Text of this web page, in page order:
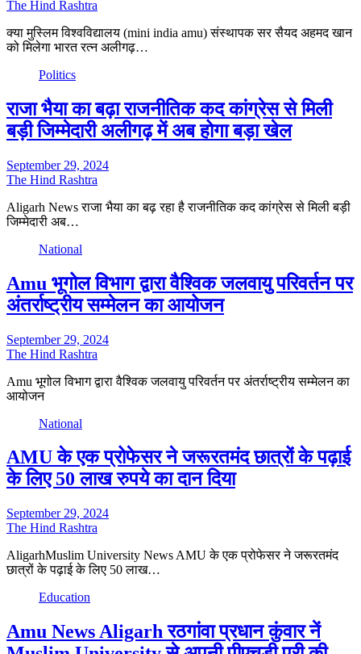
The Hind Rashtra
क्या मुस्लिम विश्वविद्यालय (mini india amu) संस्थापक सर सैयद अहमद खान
को मिलेगा भारत रत्न अलीगढ़…
Politics
राजा भैया का बढ़ा राजनीतिक कद कांग्रेस से मिली
बड़ी जिम्मेदारी अलीगढ़ में अब होगा बड़ा खेल
September 29, 2024
The Hind Rashtra
Aligarh News राजा भैया का बढ़ रहा है राजनीतिक कद कांग्रेस से मिली बड़ी
जिम्मेदारी अब…
National
Amu भूगोल विभाग द्वारा वैश्विक जलवायु परिवर्तन पर
अंतर्राष्ट्रीय सम्मेलन का आयोजन
September 29, 2024
The Hind Rashtra
Amu भूगोल विभाग द्वारा वैश्विक जलवायु परिवर्तन पर अंतर्राष्ट्रीय सम्मेलन का
आयोजन
National
AMU के एक प्रोफेसर ने जरूरतमंद छात्रों के पढ़ाई
के लिए 50 लाख रुपये का दान दिया
September 29, 2024
The Hind Rashtra
AligarhMuslim University News AMU के एक प्रोफेसर ने जरूरतमंद
छात्रों के पढ़ाई के लिए 50 लाख…
Education
Amu News Aligarh रठगांवा प्रधान कुंवार नें